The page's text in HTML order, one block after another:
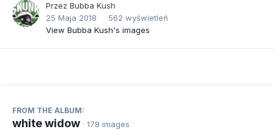
Przez Bubba Kush
25 Maja 2018
562 wyświetleń
View Bubba Kush's images
FROM THE ALBUM:
white widow · 178 images